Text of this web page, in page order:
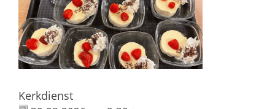
Kerkdienst